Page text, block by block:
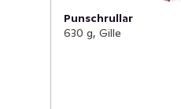
Punschrullar
630 g, Gille